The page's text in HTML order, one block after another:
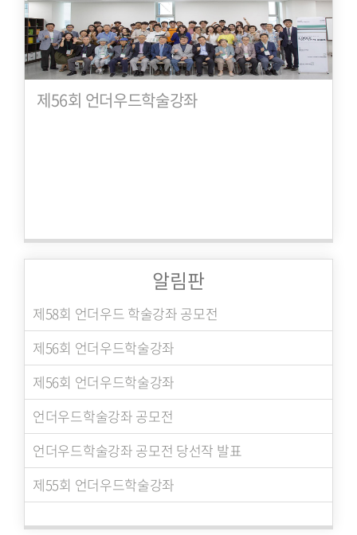
제56회 언더우드학술강좌
알림판
제58회 언더우드 학술강좌 공모전
제56회 언더우드학술강좌
제56회 언더우드학술강좌
언더우드학술강좌 공모전
언더우드학술강좌 공모전 당선작 발표
제55회 언더우드학술강좌